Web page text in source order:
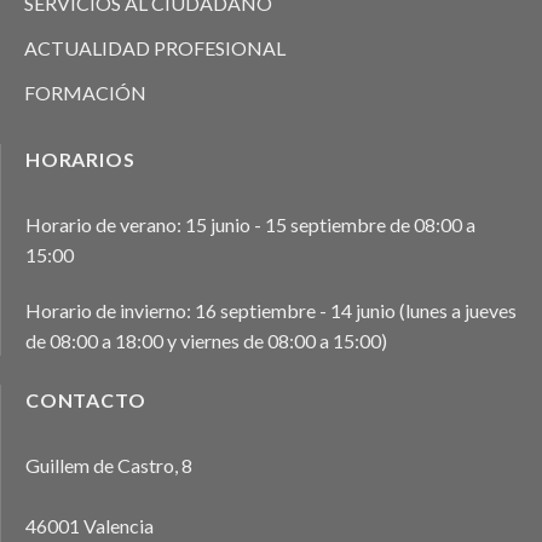
ACTUALIDAD PROFESIONAL
FORMACIÓN
HORARIOS
Horario de verano: 15 junio - 15 septiembre de 08:00 a
15:00
Horario de invierno: 16 septiembre - 14 junio (lunes a jueves
de 08:00 a 18:00 y viernes de 08:00 a 15:00)
CONTACTO
Guillem de Castro, 8
46001 Valencia